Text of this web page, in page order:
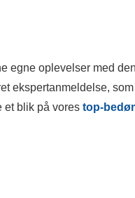
egne oplevelser med
ekspertanmeldelse,
et blik på vores top-